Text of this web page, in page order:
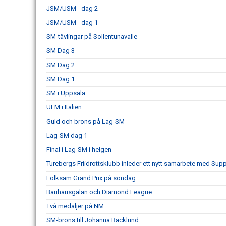
JSM/USM - dag 2
JSM/USM - dag 1
SM-tävlingar på Sollentunavalle
SM Dag 3
SM Dag 2
SM Dag 1
SM i Uppsala
UEM i Italien
Guld och brons på Lag-SM
Lag-SM dag 1
Final i Lag-SM i helgen
Turebergs Friidrottsklubb inleder ett nytt samarbete med
Folksam Grand Prix på söndag.
Bauhausgalan och Diamond League
Två medaljer på NM
SM-brons till Johanna Bäcklund